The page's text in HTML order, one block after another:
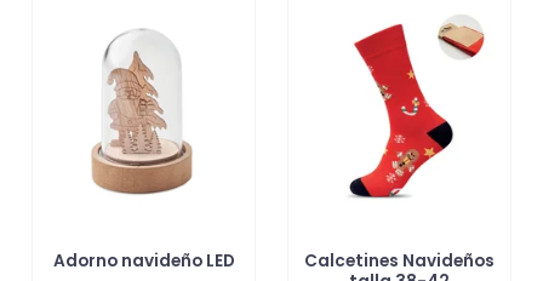
Adorno navideño LED
Calcetines Navideños